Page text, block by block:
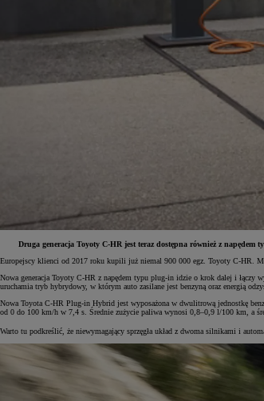
Od81 900 zł
Yaris Cross
HYBRID
Druga generacja Toyoty C-HR jest teraz dostępna również z
Europejscy klienci od 2017 roku kupili już niemal 900 000 egz. Toyoty C-HR.
Nowa generacja Toyoty C-HR z napędem typu plug-in idzie o krok dalej i
uruchamia tryb hybrydowy, w którym auto zasilane jest benzyną oraz energią
Nowa Toyota C-HR Plug-in Hybrid jest wyposażona w dwulitrową jednostkę
od 0 do 100 km/h w 7,4 s. Średnie zużycie paliwa wynosi 0,8–0,9 l/100 km, a
Warto tu podkreślić, że niewymagający sprzęgła układ z dwoma silnikami i